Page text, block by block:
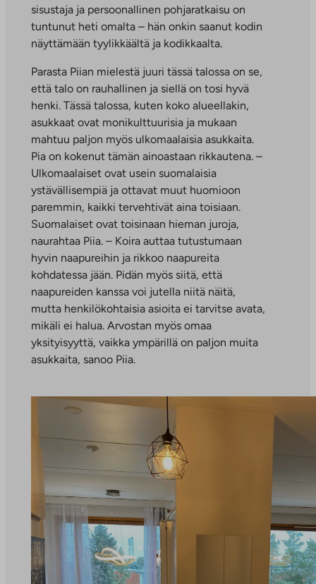
sisustaja ja persoonallinen pohjaratkaisu on
tuntunut heti omalta – hän onkin saanut kodin
näyttämään tyylikkäältä ja kodikkaalta.
Parasta Piian mielestä juuri tässä talossa on se,
että talo on rauhallinen ja siellä on tosi hyvä
henki. Tässä talossa, kuten koko alueellakin,
asukkaat ovat monikulttuurisia ja mukaan
mahtuu paljon myös ulkomaalaisia asukkaita.
Pia on kokenut tämän ainoastaan rikkautena. –
Ulkomaalaiset ovat usein suomalaisia
ystävällisempiä ja ottavat muut huomioon
paremmin, kaikki tervehtivät aina toisiaan.
Suomalaiset ovat toisinaan hieman juroja,
naurahtaa Piia. – Koira auttaa tutustumaan
hyvin naapureihin ja rikkoo naapureita
kohdatessa jään. Pidän myös siitä, että
naapureiden kanssa voi jutella niitä näitä,
mutta henkilökohtaisia asioita ei tarvitse avata,
mikäli ei halua. Arvostan myös omaa
yksityisyyttä, vaikka ympärillä on paljon muita
asukkaita, sanoo Piia.